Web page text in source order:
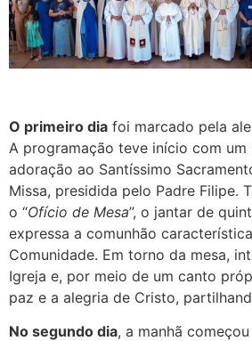
O primeiro dia foi marcado pela
A programação teve início com um
adoração ao Santíssimo
Missa, presidida pelo Padre Filipe.
o “Ofício de Mesa”, o jantar de
expressa a comunhão
Comunidade. Em torno da mesa,
Igreja e, por meio de um canto
paz e a alegria de Cristo,
No segundo dia, a manhã